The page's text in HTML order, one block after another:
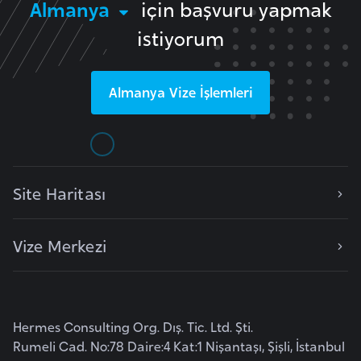
Almanya
için başvuru yapmak
istiyorum
Almanya Vize İşlemleri
Site Haritası
Vize Merkezi
Hermes Consulting Org. Dış. Tic. Ltd. Şti.
Rumeli Cad. No:78 Daire:4 Kat:1 Nişantaşı, Şişli, İstanbul
i
b
u
a
a
r